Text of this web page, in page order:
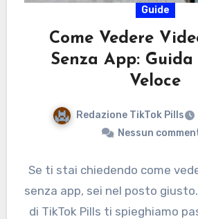
Guide
Come Vedere
Senza App: Guida
Veloce
Redazione TikTok Pills
Nessun
Se ti stai chiedendo come
senza app, sei nel posto
di TikTok Pills ti spieghiamo